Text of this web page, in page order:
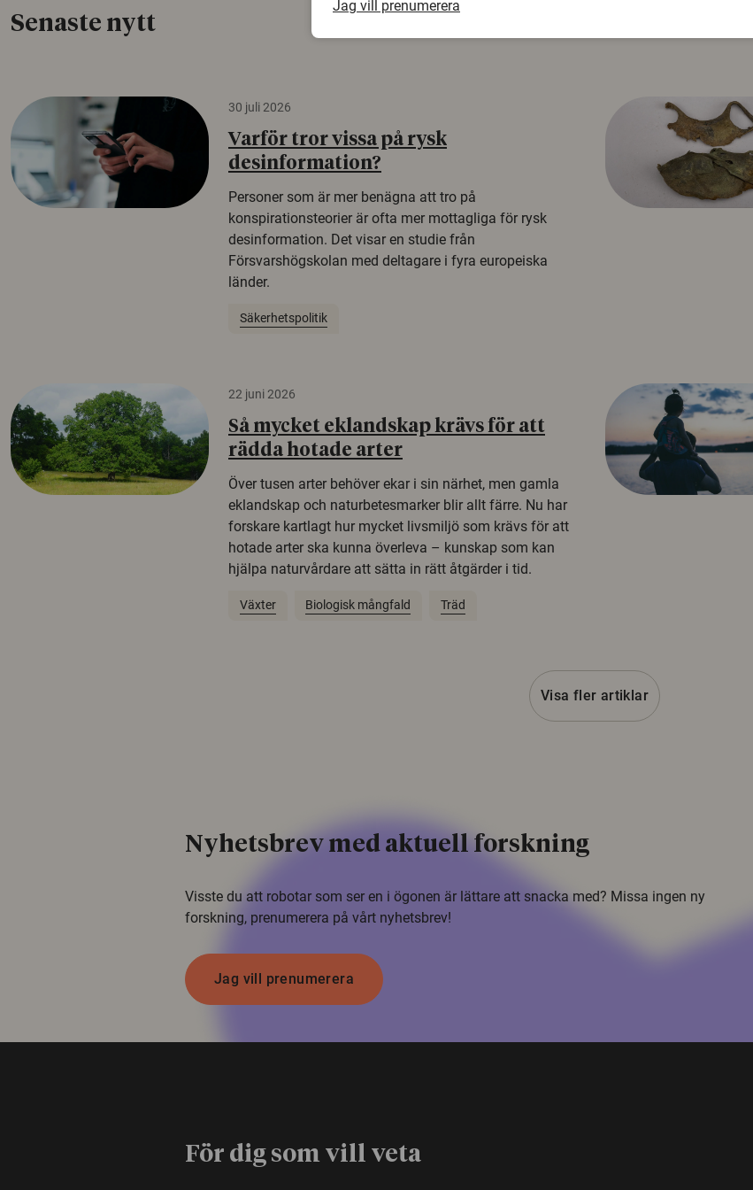
Senaste nytt
30 juli 2026
Varför tror vissa på rysk
desinformation?
Personer som är mer benägna att tro på
konspirationsteorier är ofta mer mottagliga för rysk
desinformation. Det visar en studie från
Försvarshögskolan med deltagare i fyra europeiska
länder.
Säkerhetspolitik
22 juni 2026
Så mycket eklandskap krävs för att
rädda hotade arter
Över tusen arter behöver ekar i sin närhet, men gamla
eklandskap och naturbetesmarker blir allt färre. Nu har
forskare kartlagt hur mycket livsmiljö som krävs för att
hotade arter ska kunna överleva – kunskap som kan
hjälpa naturvårdare att sätta in rätt åtgärder i tid.
Växter Biologisk mångfald Träd
Visa fler artiklar
Nyhetsbrev med aktuell forskning
Visste du att robotar som ser en i ögonen är lättare att snacka med? Missa ingen ny
forskning, prenumerera på vårt nyhetsbrev!
Jag vill prenumerera
För dig som vill veta
Jag vill prenumerera